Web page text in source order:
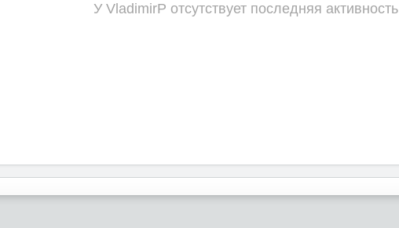
У VladimirP отсутствует последняя активность